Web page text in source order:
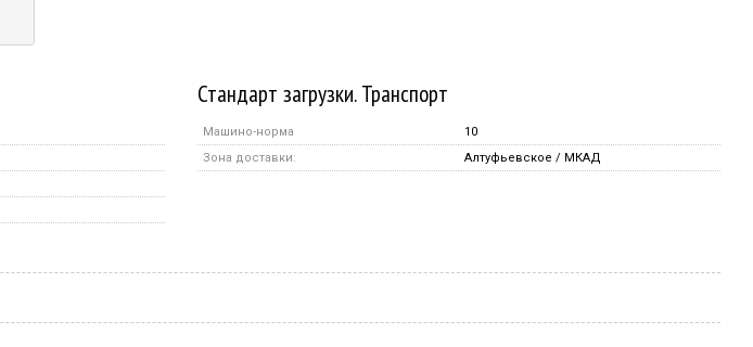
Стандарт загрузки. Транспорт
Машино-норма
10
Зона доставки:
Алтуфьевское / МКАД